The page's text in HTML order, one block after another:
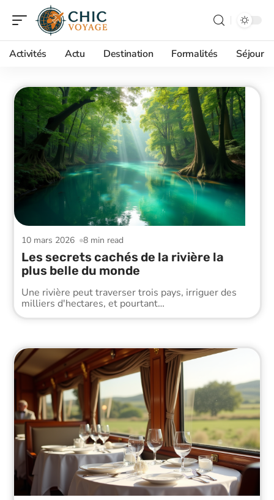
Activités Actu Destination Formalités Séjour
8 min read
10 mars 2026
Les secrets cachés de la rivière la
plus belle du monde
Une rivière peut traverser trois pays, irriguer des
milliers d'hectares, et pourtant…